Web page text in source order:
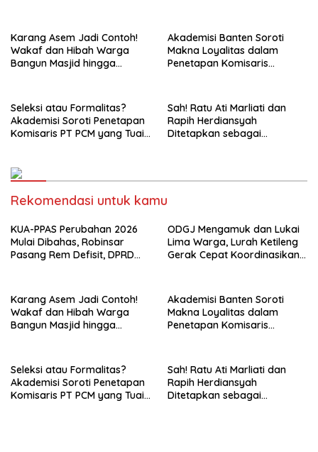
Karang Asem Jadi Contoh!
Wakaf dan Hibah Warga
Bangun Masjid hingga
Akademisi Banten Soroti
Makna Loyalitas dalam
Penetapan Komisaris
Seleksi atau Formalitas?
Akademisi Soroti Penetapan
Komisaris PT PCM yang Tuai
Sah! Ratu Ati Marliati dan
Rapih Herdiansyah
Ditetapkan sebagai
Rekomendasi untuk kamu
KUA-PPAS Perubahan 2026
Mulai Dibahas, Robinsar
Pasang Rem Defisit, DPRD
ODGJ Mengamuk dan Lukai
Lima Warga, Lurah Ketileng
Gerak Cepat Koordinasikan
Karang Asem Jadi Contoh!
Wakaf dan Hibah Warga
Bangun Masjid hingga
Akademisi Banten Soroti
Makna Loyalitas dalam
Penetapan Komisaris
Seleksi atau Formalitas?
Akademisi Soroti Penetapan
Komisaris PT PCM yang Tuai
Sah! Ratu Ati Marliati dan
Rapih Herdiansyah
Ditetapkan sebagai